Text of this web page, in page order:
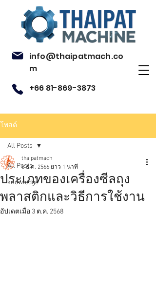
info@thaipatmach.co
m
+66 81-869-3873
โพสต์
All Posts
knowledge
All Posts
ประเภทของเครื่องซีลถุง
พลาสติกและวิธีการใช้งาน
thaipatmach
6 ธ.ค. 2566 ยาว 1 นาที
อัปเดตเมื่อ 3 ต.ค. 2568